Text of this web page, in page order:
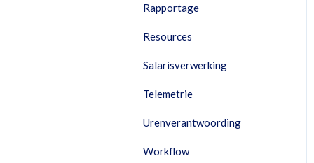
Rapportage
Resources
Salarisverwerking
Telemetrie
Urenverantwoording
Workflow